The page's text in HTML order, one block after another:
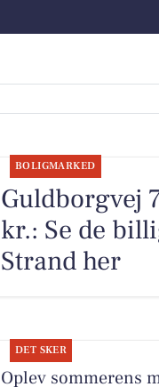
BOLIGMARKED
Guldborgvej
kr.: Se de
Strand her
DET SKER
Oplev sommerens